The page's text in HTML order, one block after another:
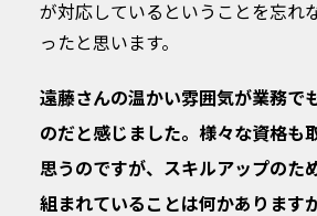
が対応しているということを忘れ
ったと思います。
遠藤さんの温かい雰囲気が業務で
のだと感じました。様々な資格も
思うのですが、スキルアップのた
組まれていることは何かあります